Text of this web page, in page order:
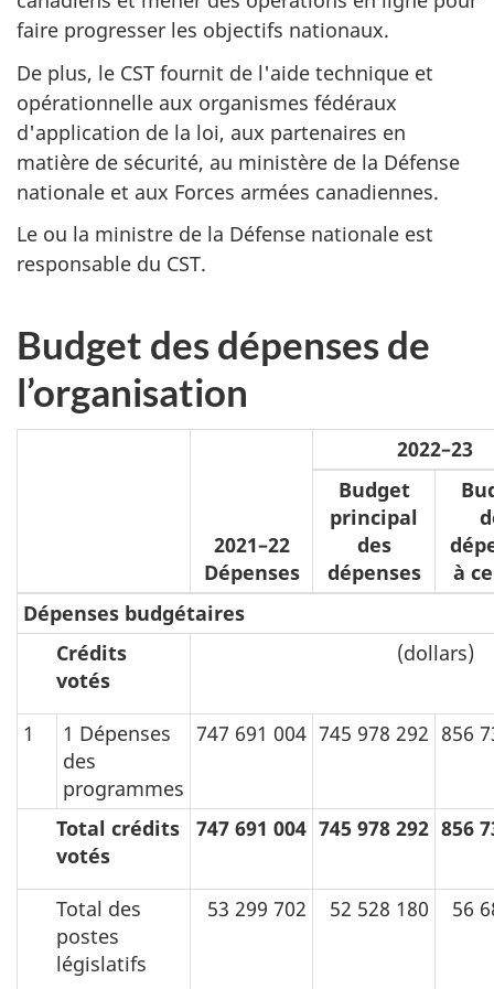
faire progresser les objectifs nationaux.
De plus, le CST fournit de l'aide technique et
opérationnelle aux organismes fédéraux
d'application de la loi, aux partenaires en
matière de sécurité, au ministère de la Défense
nationale et aux Forces armées canadiennes.
Le ou la ministre de la Défense nationale est
responsable du CST.
Budget des dépenses de
l’organisation
2021–22
Dépenses
2022–23
Budget
principal
des
dépenses
à
Dépenses budgétaires
Crédits
votés
(dollars)
1
1 Dépenses
des
programmes
747 691 004 745 978 292 856
Total crédits
votés
747 691 004 745 978 292 856
Total des
postes
législatifs
53 299 702 52 528 180 56